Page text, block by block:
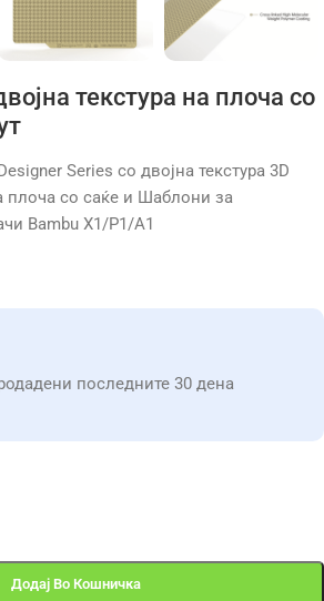
текстура на плоча со
Series со двојна текстура 3D
плоча со саќе и Шаблони за
Bambu X1/P1/A1
последните 30 дена
Додај Во Кошничка